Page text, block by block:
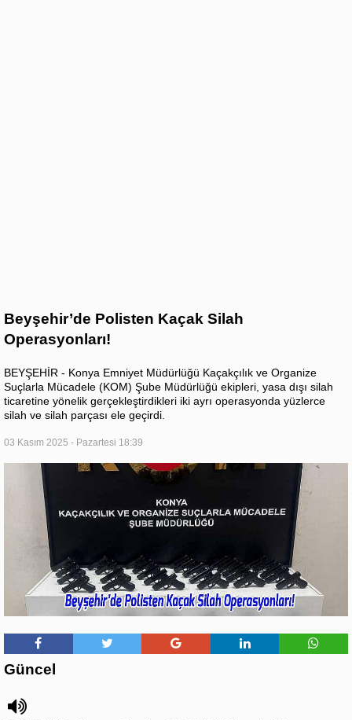
Beyşehir’de Polisten Kaçak Silah
Operasyonları!
BEYŞEHİR - Konya Emniyet Müdürlüğü Kaçakçılık ve Organize
Suçlarla Mücadele (KOM) Şube Müdürlüğü ekipleri, yasa dışı silah
ticaretine yönelik gerçekleştirdikleri iki ayrı operasyonda yüzlerce
silah ve silah parçası ele geçirdi.
03 Kasım 2025 - Pazartesi 18:39
Güncel